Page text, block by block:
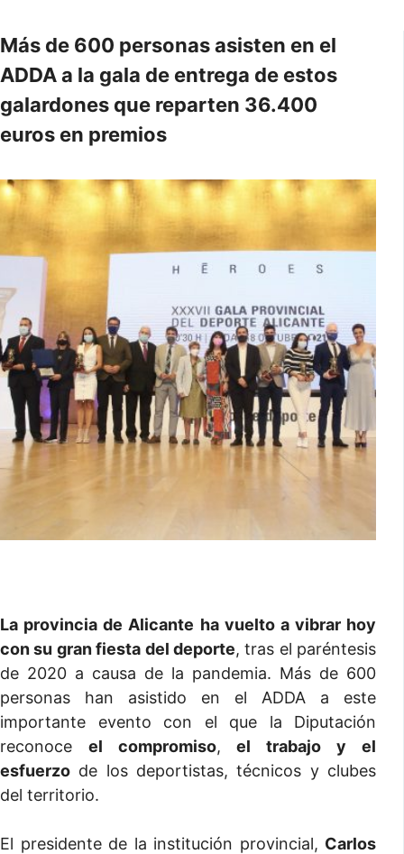
Más de 600 personas asisten en el
ADDA a la gala de entrega de estos
galardones que reparten 36.400
euros en premios
La provincia de Alicante ha vuelto a vibrar hoy
con su gran fiesta del deporte, tras el paréntesis
de 2020 a causa de la pandemia. Más de 600
personas han asistido en el ADDA a este
importante evento con el que la Diputación
reconoce el compromiso, el trabajo y el
esfuerzo de los deportistas, técnicos y clubes
del territorio.
El presidente de la institución provincial, Carlos